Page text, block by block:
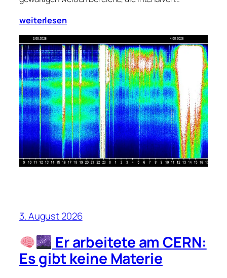
weiterlesen
3. August 2026
Er arbeitete am CERN:
Es gibt keine Materie